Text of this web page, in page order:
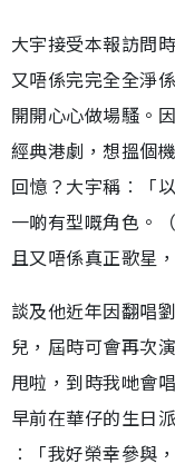
大宇接受本報訪問
又唔係完完全全淨
開開心心做場騷。
經典港劇，想搵個
回憶？大宇稱︰「
一啲有型嘅角色。
且又唔係真正歌星
談及他近年因翻唱
兒，屆時可會再次
甩啦，到時我哋會
早前在華仔的生日
︰「我好榮幸參與